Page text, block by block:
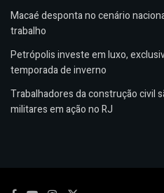
Macaé desponta no cenário
trabalho
Petrópolis investe em luxo,
temporada de inverno
Trabalhadores da construção civil
militares em ação no RJ